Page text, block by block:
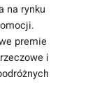
na rynku
premie
i